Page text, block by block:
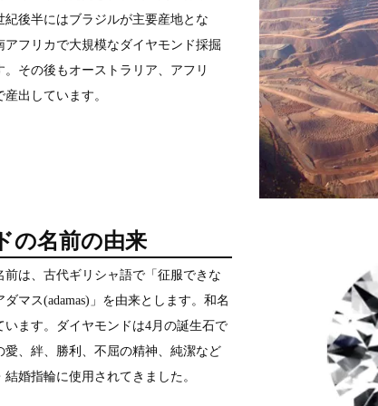
紀後半にはブラジルが主要産地とな
アフリカで大規模なダイヤモンド採掘
。その後もオーストラリア、アフリ
出しています。
の名前の由来
前は、古代ギリシャ語で「征服できな
マス(adamas)」を由来とします。和名
います。ダイヤモンドは4月の誕生石で
愛、絆、勝利、不屈の精神、純潔など
婚指輪に使用されてきました。